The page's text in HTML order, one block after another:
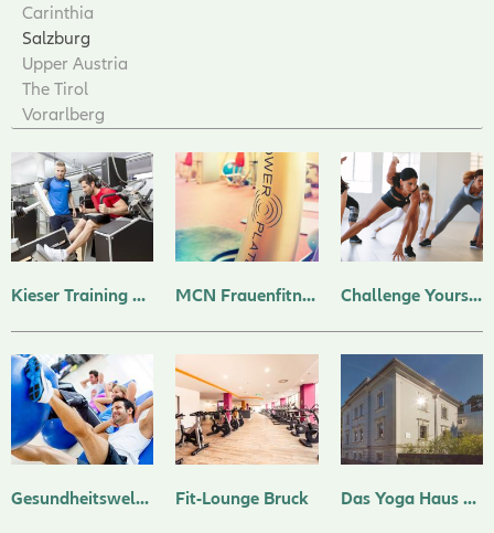
Carinthia
Salzburg
Upper Austria
The Tirol
Vorarlberg
Kieser Training Salzburg MCN Frauenfitness Challenge Yourself 5020 Salzburg
Gesundheitswelt Bürmoos Fit-Lounge Bruck Das Yoga Haus Salzburg